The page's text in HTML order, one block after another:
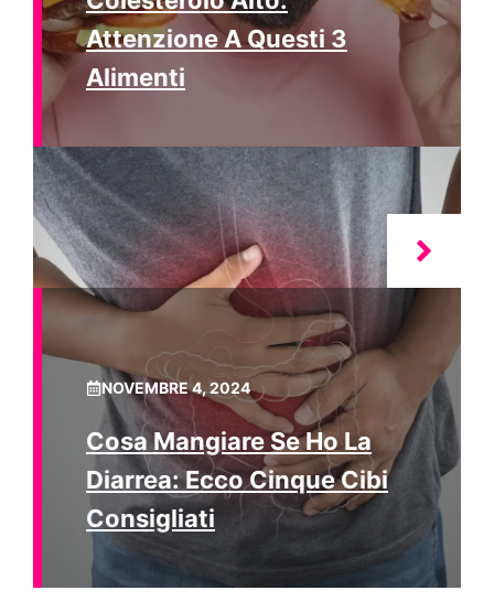
Attenzione A Questi 3
Alimenti
NOVEMBRE 4, 2024
Cosa Mangiare Se Ho La
Diarrea: Ecco Cinque Cibi
Consigliati